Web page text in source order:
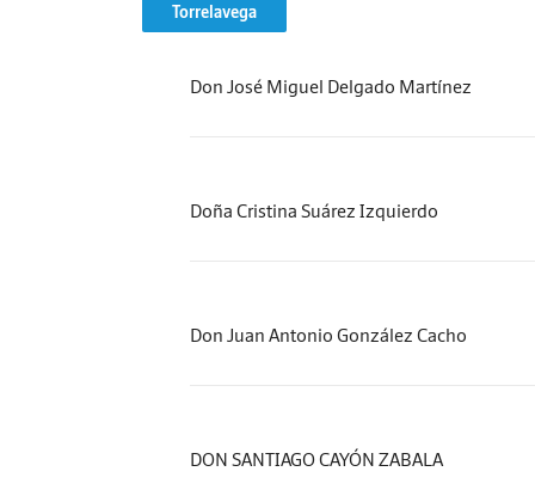
Torrelavega
Don José Miguel Delgado Martínez
Doña Cristina Suárez Izquierdo
Don Juan Antonio González Cacho
DON SANTIAGO CAYÓN ZABALA